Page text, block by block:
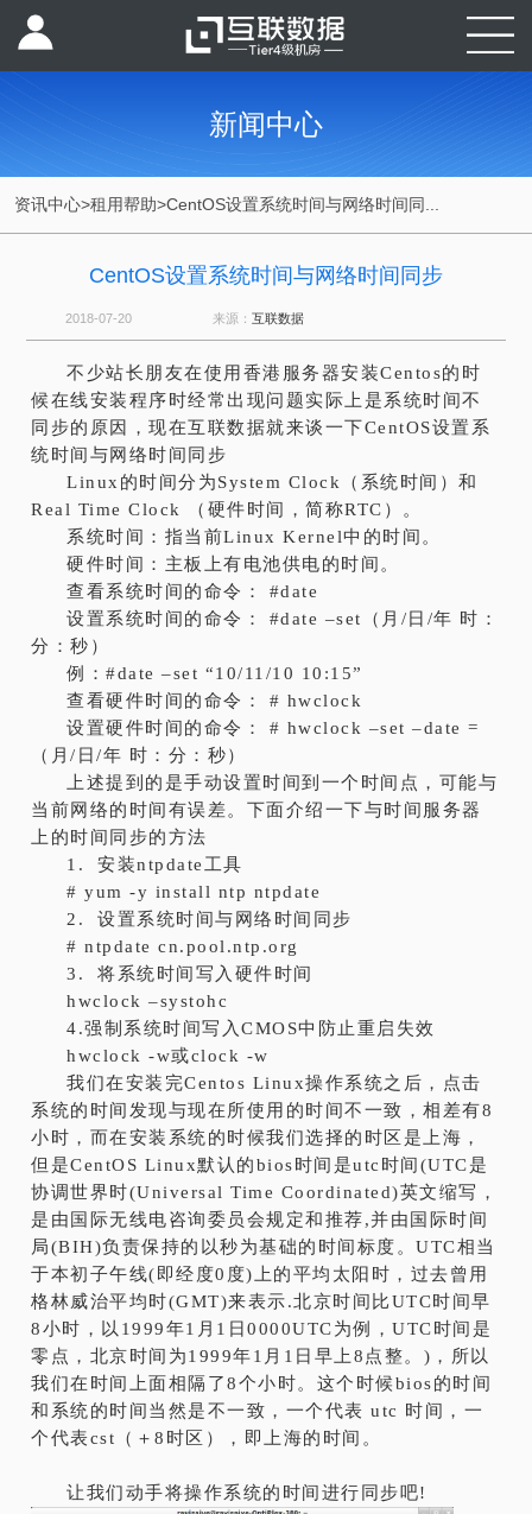
新闻中心
资讯中心>租用帮助>CentOS设置系统时间与网络时间同...
CentOS设置系统时间与网络时间同步
2018-07-20 来源： 互联数据
不少站长朋友在使用香港服务器安装Centos的时
候在线安装程序时经常出现问题实际上是系统时间不
同步的原因，现在互联数据就来谈一下CentOS设置系
统时间与网络时间同步
Linux的时间分为System Clock（系统时间）和
Real Time Clock （硬件时间，简称RTC）。
系统时间：指当前Linux Kernel中的时间。
硬件时间：主板上有电池供电的时间。
查看系统时间的命令： #date
设置系统时间的命令： #date –set（月/日/年 时：
分：秒）
例：#date –set “10/11/10 10:15”
查看硬件时间的命令： # hwclock
设置硬件时间的命令： # hwclock –set –date =
（月/日/年 时：分：秒）
上述提到的是手动设置时间到一个时间点，可能与
当前网络的时间有误差。下面介绍一下与时间服务器
上的时间同步的方法
1. 安装ntpdate工具
# yum -y install ntp ntpdate
2. 设置系统时间与网络时间同步
# ntpdate cn.pool.ntp.org
3. 将系统时间写入硬件时间
hwclock –systohc
4.强制系统时间写入CMOS中防止重启失效
hwclock -w或clock -w
我们在安装完Centos Linux操作系统之后，点击
系统的时间发现与现在所使用的时间不一致，相差有8
小时，而在安装系统的时候我们选择的时区是上海，
但是CentOS Linux默认的bios时间是utc时间(UTC是
协调世界时(Universal Time Coordinated)英文缩写，
是由国际无线电咨询委员会规定和推荐,并由国际时间
局(BIH)负责保持的以秒为基础的时间标度。UTC相当
于本初子午线(即经度0度)上的平均太阳时，过去曾用
格林威治平均时(GMT)来表示.北京时间比UTC时间早
8小时，以1999年1月1日0000UTC为例，UTC时间是
零点，北京时间为1999年1月1日早上8点整。)，所以
我们在时间上面相隔了8个小时。这个时候bios的时间
和系统的时间当然是不一致，一个代表 utc 时间，一
个代表cst（＋8时区），即上海的时间。
让我们动手将操作系统的时间进行同步吧!